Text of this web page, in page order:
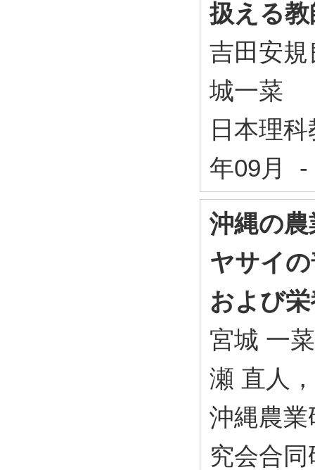
扱える
吉田安
城一菜
日本理
年09月
沖縄の
ヤサイ
および
宮城 一
瀬 直人
沖縄農
究会合